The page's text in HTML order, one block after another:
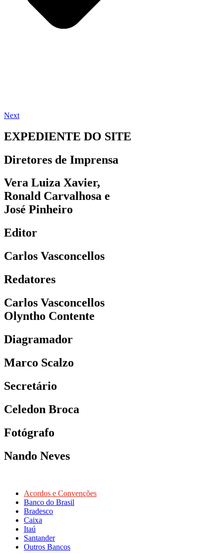
Next
EXPEDIENTE DO SITE
Diretores de Imprensa
Vera Luiza Xavier,
Ronald Carvalhosa e
José Pinheiro
Editor
Carlos Vasconcellos
Redatores
Carlos Vasconcellos
Olyntho Contente
Diagramador
Marco Scalzo
Secretário
Celedon Broca
Fotógrafo
Nando Neves
Acordos e Convenções
Banco do Brasil
Bradesco
Caixa
Itaú
Santander
Outros Bancos